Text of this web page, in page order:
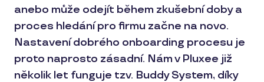
anebo může odejít během zkušební doby a
proces hledání pro firmu začne na novo.
Nastavení dobrého onboarding procesu je
proto naprosto zásadní. Nám v Pluxee již
několik let funguje tzv. Buddy System, díky